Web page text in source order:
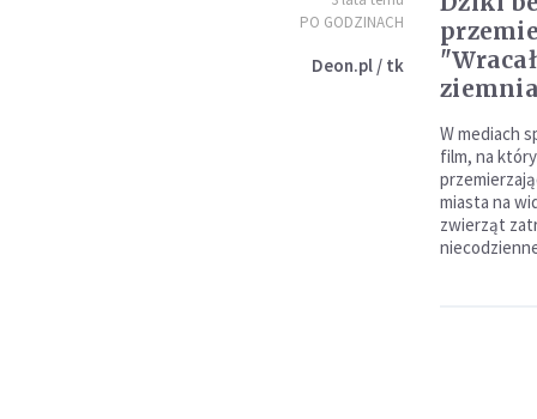
PO GODZINACH
Deon.pl / tk
W mediach
film, na
miasta na
zwierząt